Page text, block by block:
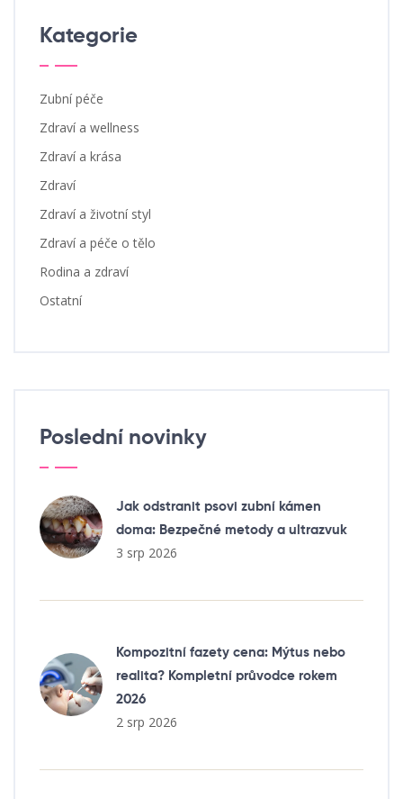
Kategorie
Zubní péče
Zdraví a wellness
Zdraví a krása
Zdraví
Zdraví a životní styl
Zdraví a péče o tělo
Rodina a zdraví
Ostatní
Poslední novinky
Jak odstranit psovi zubní kámen
doma: Bezpečné metody a ultrazvuk
3 srp 2026
Kompozitní fazety cena: Mýtus nebo
realita? Kompletní průvodce rokem
2026
2 srp 2026